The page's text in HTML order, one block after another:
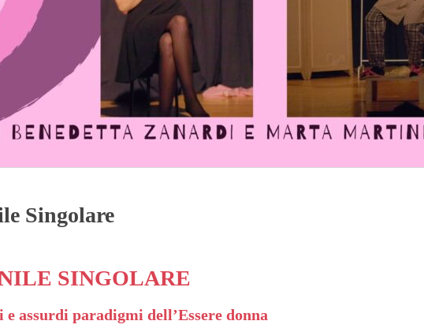
Singolare
SINGOLARE
e assurdi paradigmi dell’Essere donna